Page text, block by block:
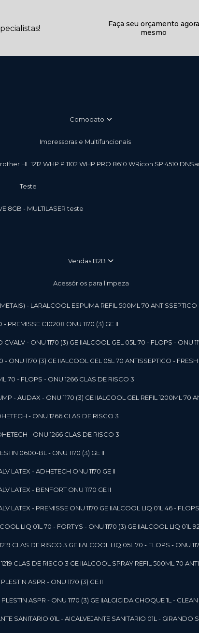
Faça seu orçamento agora
mesmo
Comodato
Impressoras e Multifuncionais
Brother HL 1212 W HP P 1102 W HP PRO 8610 W Ricoh SP 4510 DN
teste
8GB - MULTILASER teste
vendas B2B
Acessórios para limpeza
- LAR ALCOOL ESPUMA REFIL 500ML 70 ANTISSEPTICO
PREMISSE C10208 ONU 1170 (3) GE II
- ONU 1170 (3) GE II ALCOOL GEL 05L 70 - FLOPS - ONU
- ONU 1170 (3) GE II ALCOOL GEL 05L 70 ANTISSEPTICO -
70 - FLOPS - ONU 1266 CLAS DE RISCO 3
- AUDAX - ONU 1170 (3) GE II ALCOOL GEL REFIL 1200ML 70
- ONU 1266 CLAS DE RISCO 3
- ONU 1266 CLAS DE RISCO 3
0600-BL - ONU 1170 (3) GE II
LATEX - ADHETECH ONU 1170 GE II
LATEX - BENFORT ONU 1170 GE II
LATEX - PREMISSE ONU 1170 GE II ALCOOL LIQ 01L 46 -
LIQ 01L 70 - FORTYS - ONU 1170 (3) GE II ALCOOL LIQ 01L
CLAS DE RISCO 3 GE II ALCOOL LIQ 05L 70 - FLOPS - ONU
CLAS DE RISCO 3 GE II ALCOOL SPRAY REFIL 500ML 70
ASPR - ONU 1170 (3) GE II
ASPR - ONU 1170 (3) GE II ALGICIDA CHOQUE 1L -
SANITARIO 01L - AIC ALVEJANTE SANITARIO 01L - GIRANDO